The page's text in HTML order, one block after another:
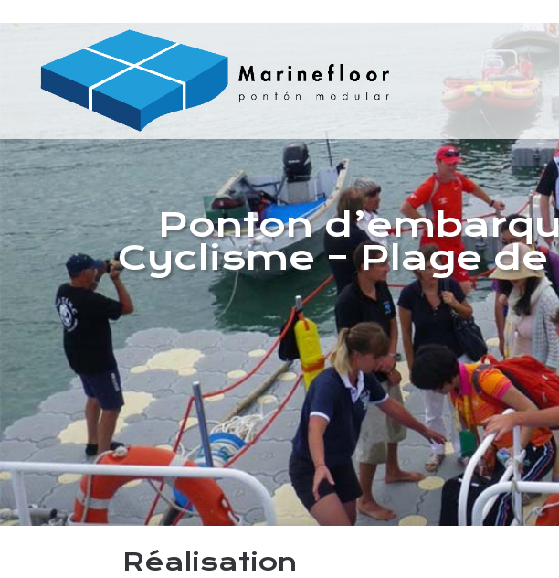
Ponton
Cyclisme – Plage de
Réalisation